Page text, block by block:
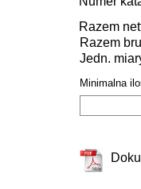
Razem
Razem
Jedn.
Minimalna